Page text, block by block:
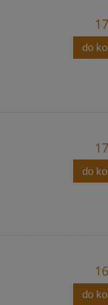
do
do
do